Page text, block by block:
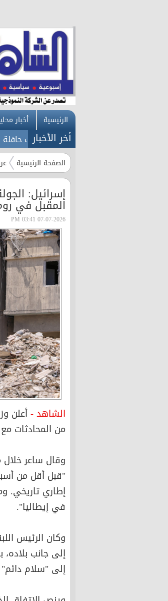
الرئيسية أخبار
أخر الأخبار
التفجير الإرهابي الذي استهدف حافلة في
الصفحة الرئيسية
إسرائيل:
المقبل في
07-07-2026 03:41 PM
الشاهد -أعلن
من المحادثات
وقال ساعر
"قبل أقل من
إطاري تاريخي.
في إيطاليا".
وكان الرئيس
إلى جانب
إلى "سلام